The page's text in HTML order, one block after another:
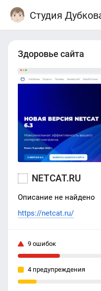
Студия
Здоровье сайта
NETCAT.RU
Описание не найдено
https://netcat.ru/
9 ошибок
4 предупреждения